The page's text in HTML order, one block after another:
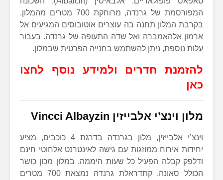
המפורסמת של גרנדה, מרוחקת 700 מטרים מהמלון.
בקרבת המלון תחנה בה עוצרים אוטובוסים המגיעים אל
ארמון אלהאמברה ואל שדה התעופה של גרנדה. בעבור
עלות נוספת, ניתן להשתמש בחנייה הפרטית שבמלון.
להזמנת חדרים ולמידע נוסף לחצו
כאן
מלון וינצ’י אלבייזין Vincci Albayzin
וינצ’י אלבייזין, מלון בגרנדה בדרגת 4 כוכבים, מציע
יחידות אירוח ממוזגות עם גישה לאינטרנט אלחוטי חינם
ודלפק קבלה הפעיל כל שעות היממה. במלון מכון כושר
הכולל סאונה. קתדראלת גרנדה נמצאת 700 מטרים